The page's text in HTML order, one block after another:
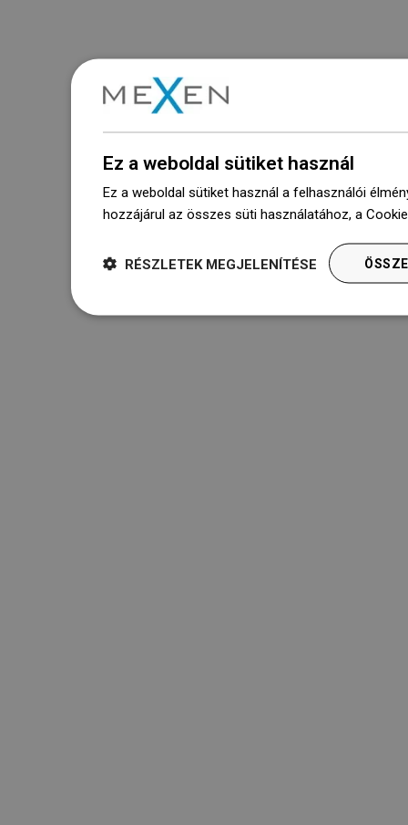
Ez a weboldal sütiket használ
Ez a weboldal sütiket használ a felhasználói
hozzájárul az összes süti használatához, a
RÉSZLETEK MEGJELENÍTÉSE